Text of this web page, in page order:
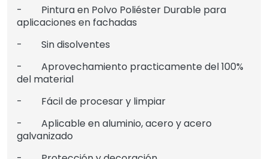
- Pintura en Polvo Poliéster Durable para
aplicaciones en fachadas
- Sin disolventes
- Aprovechamiento practicamente del 100%
del material
- Fácil de procesar y limpiar
- Aplicable en aluminio, acero y acero
galvanizado